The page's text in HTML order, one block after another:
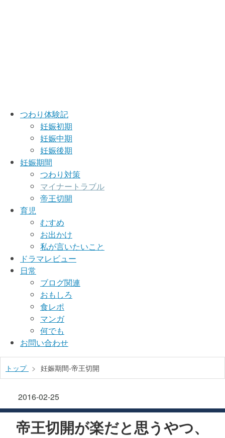
つわり体験記
妊娠初期
妊娠中期
妊娠後期
妊娠期間
つわり対策
マイナートラブル
帝王切開
育児
むすめ
お出かけ
私が言いたいこと
ドラマレビュー
日常
ブログ関連
おもしろ
食レポ
マンガ
何でも
お問い合わせ
トップ > 妊娠期間-帝王切開
2016-02-25
帝王切開が楽だと思うやつ、